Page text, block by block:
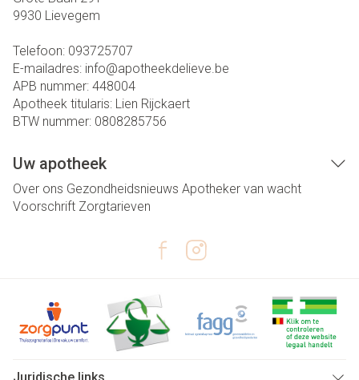
9930 Lievegem
Telefoon: 093725707
E-mailadres: info@apotheekdelieve.be
APB nummer: 448004
Apotheek titularis: Lien Rijckaert
BTW nummer: 0808285756
Uw apotheek
Over ons Gezondheidsnieuws Apotheker van wacht
Voorschrift Zorgtarieven